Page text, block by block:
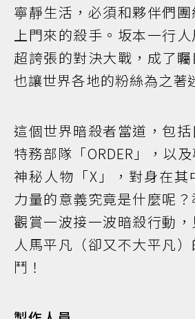
寧靜生活，必須和夥伴們
上門來的殺手。坂本一行
超誇張的對決大戰，成了矚
也讓世界各地的粉絲為之著
這個世界暗殺者當道，包
特務部隊「ORDER」，以
神秘人物「X」，對身在其
力量的意義究竟是什麼呢？
觀賞一波接一波暗殺行動
人馬平凡（卻又不大平凡
鬥！